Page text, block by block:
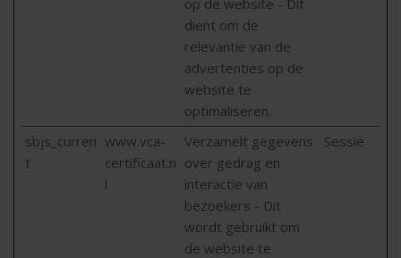
dient om de
relevantie van de
advertenties op de
website te
optimaliseren.
sbjs_curren
t
www.vca-
certificaat.n
l
Verzamelt gegevens
over gedrag en
interactie van
bezoekers - Dit
wordt gebruikt om
de website te
Sessie